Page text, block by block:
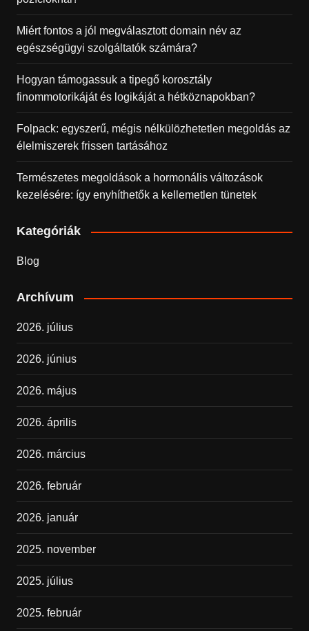
Miért fontos a jól megválasztott domain név az
egészségügyi szolgáltatók számára?
Hogyan támogassuk a tipegő korosztály
finommotorikáját és logikáját a hétköznapokban?
Folpack: egyszerű, mégis nélkülözhetetlen megoldás az
élelmiszerek frissen tartásához
Természetes megoldások a hormonális változások
kezelésére: így enyhíthetők a kellemetlen tünetek
Kategóriák
Blog
Archívum
2026. július
2026. június
2026. május
2026. április
2026. március
2026. február
2026. január
2025. november
2025. július
2025. február